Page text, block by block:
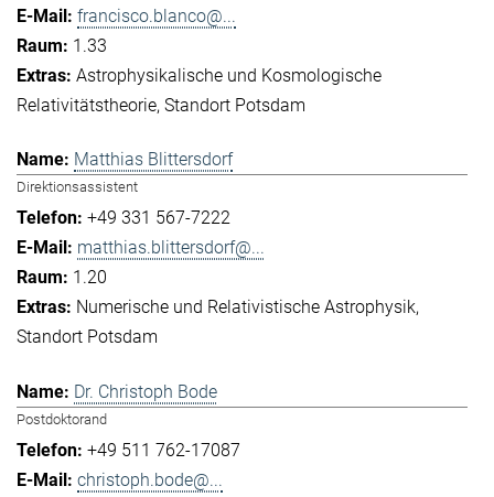
francisco.blanco@...
1.33
Astrophysikalische und Kosmologische
Relativitätstheorie Standort Potsdam
Matthias Blittersdorf
Direktionsassistent
+49 331 567-7222
matthias.blittersdorf@...
1.20
Numerische und Relativistische Astrophysik
Standort Potsdam
Dr. Christoph Bode
Postdoktorand
+49 511 762-17087
christoph.bode@...